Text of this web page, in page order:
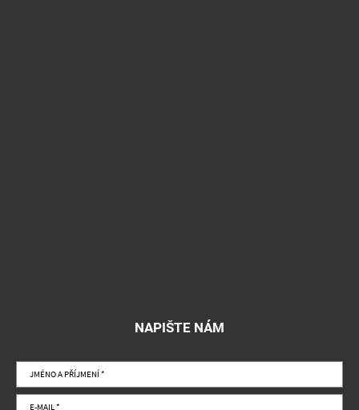
NAPIŠTE NÁM
Jméno
příjmení